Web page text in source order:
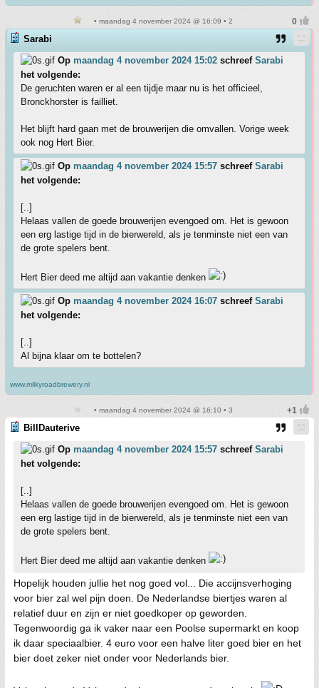
• maandag 4 november 2024 @ 16:09 • 2
Sarabi
Op maandag 4 november 2024 15:02 schreef Sarabi
het volgende:
De geruchten waren er al een tijdje maar nu is het officieel,
Bronckhorster is failliet.
Het blijft hard gaan met de brouwerijen die omvallen. Vorige week
ook nog Hert Bier.
Op maandag 4 november 2024 15:57 schreef Sarabi
het volgende:
[..]
Helaas vallen de goede brouwerijen evengoed om. Het is gewoon
een erg lastige tijd in de bierwereld, als je tenminste niet een van
de grote spelers bent.
Hert Bier deed me altijd aan vakantie denken
Op maandag 4 november 2024 16:07 schreef Sarabi
het volgende:
[..]
Al bijna klaar om te bottelen?
www.milkyroadbrewery.nl
• maandag 4 november 2024 @ 16:10 • 3
BillDauterive
Op maandag 4 november 2024 15:57 schreef Sarabi
het volgende:
[..]
Helaas vallen de goede brouwerijen evengoed om. Het is gewoon
een erg lastige tijd in de bierwereld, als je tenminste niet een van
de grote spelers bent.
Hert Bier deed me altijd aan vakantie denken
Hopelijk houden jullie het nog goed vol... Die accijnsverhoging
voor bier zal wel pijn doen. De Nederlandse biertjes waren al
relatief duur en zijn er niet goedkoper op geworden.
Tegenwoordig ga ik vaker naar een Poolse supermarkt en koop
ik daar speciaalbier. 4 euro voor een halve liter goed bier en het
bier doet zeker niet onder voor Nederlands bier.